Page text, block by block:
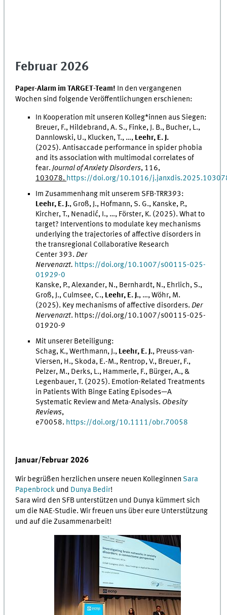
Februar 2026
Paper-Alarm im TARGET-Team! In den vergangenen
Wochen sind folgende Veröffentlichungen erschienen:
In Kooperation mit unseren Kolleg*innen aus Siegen:
Breuer, F., Hildebrand, A. S., Finke, J. B., Bucher, L.,
Dannlowski, U., Klucken, T., …, Leehr, E. J.
(2025).Antisaccade performance in spider phobia
and its association with multimodal correlates of
fear.Journal of Anxiety Disorders, 116,
103078. https://doi.org/10.1016/
Im Zusammenhang mit unserem SFB-TRR393:
Leehr, E. J., Groß, J., Hofmann, S. G., Kanske, P.,
Kircher, T., Nenadić, I., …, Förster, K. (2025).What to
target? Interventions to modulate key mechanisms
underlying the trajectories of affective disorders in
the transregional Collaborative Research
Center 393.Der
Nervenarzt. https://doi.org/10.1007/s00115-025-
01929-0
Kanske, P., Alexander, N., Bernhardt, N., Ehrlich, S.,
Groß, J., Culmsee, C., Leehr, E. J., …, Wöhr, M.
(2025). Key mechanisms of affective disorders.Der
Nervenarzt. https://doi.org/10.1007/s00115-025-
01920-9
Mit unserer Beteiligung:
Schag, K., Werthmann, J., Leehr, E. J., Preuss-van-
Viersen, H., Skoda, E.-M., Rentrop, V., Breuer, F.,
Pelzer, M., Derks, L., Hammerle, F., Bürger, A., &
Legenbauer, T. (2025). Emotion-Related Treatments
in Patients With Binge Eating Episodes—A
Systematic Review and Meta-Analysis. Obesity
Reviews,
e70058. https://doi.org/10.1111/obr.70058
Januar/Februar 2026
Wir begrüßen herzlichen unsere neuen Kolleginnen Sara
Papenbrock und Dunya Bedir!
Sara wird den SFB unterstützen und Dunya kümmert sich
um die NAE-Studie. Wir freuen uns über eure Unterstützung
und auf die Zusammenarbeit!